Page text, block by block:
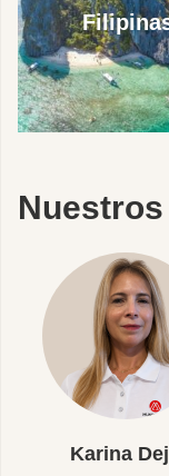
Nuestros
Karina